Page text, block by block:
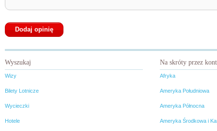
Wyszukaj
Wizy
Bilety Lotnicze
Wycieczki
Hotele
Na skróty przez
Afryka
Ameryka Południowa
Ameryka Północna
Ameryka Środkowa i